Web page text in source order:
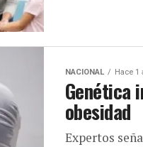
NACIONAL Hace 1
Genética
obesidad
Expertos